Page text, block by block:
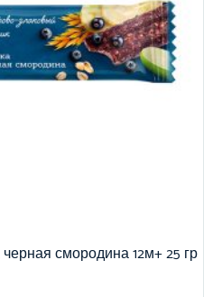
смородина 12м+ 25 гр